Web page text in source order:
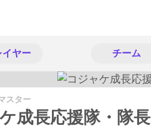
イヤー チーム
スター
成長応援隊・隊長